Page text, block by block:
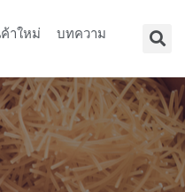
าใหม่ บทความ